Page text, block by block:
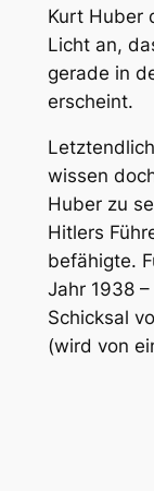
Kurt Huber
Licht an,
gerade in
erscheint.
wissen
Huber zu
Hitlers
befähigte.
Jahr 1938
Schicksal
(wird von